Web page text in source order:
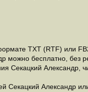
ТХТ (RTF) или
можно бесплатно, без
Секацкий Александр,
Секацкий Александр